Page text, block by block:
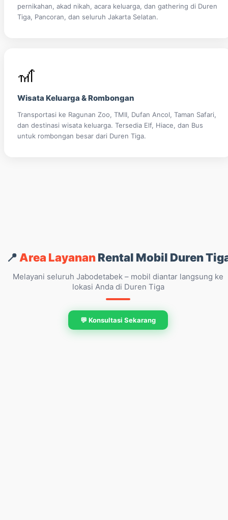
pernikahan, akad nikah, acara keluarga, dan gathering di Duren
Tiga, Pancoran, dan seluruh Jakarta Selatan.
🎢
Wisata Keluarga & Rombongan
Transportasi ke Ragunan Zoo, TMII, Dufan Ancol, Taman Safari,
dan destinasi wisata keluarga. Tersedia Elf, Hiace, dan Bus
untuk rombongan besar dari Duren Tiga.
📍 Area LayananRental Mobil Duren
Melayani seluruh Jabodetabek – mobil diantar langsung ke
lokasi Anda di Duren Tiga
💬 Konsultasi Sekarang